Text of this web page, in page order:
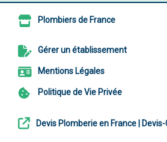
Plombiers de France
Gérer un établissement
Mentions Légales
Politique de Vie Privée
Devis Plomberie en France |